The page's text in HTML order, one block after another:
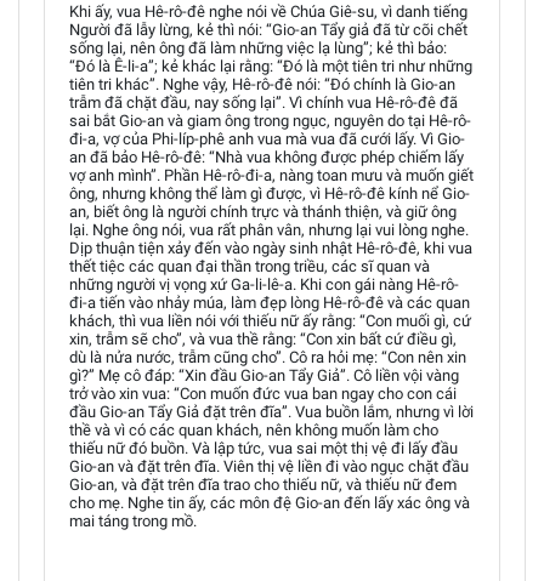
Khi ấy, vua Hê-rô-đê nghe nói về Chúa Giê-su, vì danh tiếng
Người đã lẫy lừng, kẻ thì nói: “Gio-an Tẩy giả đã từ cõi chết
sống lại, nên ông đã làm những việc lạ lùng”; kẻ thì bảo:
“Ðó là Ê-li-a”; kẻ khác lại rằng: “Ðó là một tiên tri như những
tiên tri khác”. Nghe vậy, Hê-rô-đê nói: “Ðó chính là Gio-an
trẫm đã chặt đầu, nay sống lại”. Vì chính vua Hê-rô-đê đã
sai bắt Gio-an và giam ông trong ngục, nguyên do tại Hê-rô-
đi-a, vợ của Phi-líp-phê anh vua mà vua đã cưới lấy. Vì Gio-
an đã bảo Hê-rô-đê: “Nhà vua không được phép chiếm lấy
vợ anh mình”. Phần Hê-rô-đi-a, nàng toan mưu và muốn giết
ông, nhưng không thể làm gì được, vì Hê-rô-đê kính nể Gio-
an, biết ông là người chính trực và thánh thiện, và giữ ông
lại. Nghe ông nói, vua rất phân vân, nhưng lại vui lòng nghe.
Dịp thuận tiện xảy đến vào ngày sinh nhật Hê-rô-đê, khi vua
thết tiệc các quan đại thần trong triều, các sĩ quan và
những người vị vọng xứ Ga-li-lê-a. Khi con gái nàng Hê-rô-
đi-a tiến vào nhảy múa, làm đẹp lòng Hê-rô-đê và các quan
khách, thì vua liền nói với thiếu nữ ấy rằng: “Con muối gì, cứ
xin, trẫm sẽ cho”, và vua thề rằng: “Con xin bất cứ điều gì,
dù là nửa nước, trẫm cũng cho”. Cô ra hỏi mẹ: “Con nên xin
gì?” Mẹ cô đáp: “Xin đầu Gio-an Tẩy Giả”. Cô liền vội vàng
trở vào xin vua: “Con muốn đức vua ban ngay cho con cái
đầu Gio-an Tẩy Giả đặt trên đĩa”. Vua buồn lắm, nhưng vì lời
thề và vì có các quan khách, nên không muốn làm cho
thiếu nữ đó buồn. Và lập tức, vua sai một thị vệ đi lấy đầu
Gio-an và đặt trên đĩa. Viên thị vệ liền đi vào ngục chặt đầu
Gio-an, và đặt trên đĩa trao cho thiếu nữ, và thiếu nữ đem
cho mẹ. Nghe tin ấy, các môn đệ Gio-an đến lấy xác ông và
mai táng trong mồ.